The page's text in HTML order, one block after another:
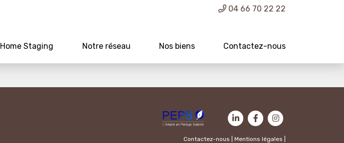
04 66 70 22 22
Home Staging Notre réseau Nos biens Contactez-nous
Contactez-nous Mentions légales